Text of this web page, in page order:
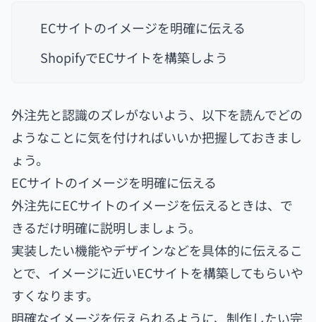
ECサイトのイメージを明確に伝える
ShopifyでECサイトを構築しよう
外注先と認識のズレがないよう、以下を読んでどの
ようなことに気を付ければいいか把握しておきまし
ょう。
ECサイトのイメージを明確に伝える
外注先にECサイトのイメージを伝えるときは、で
きるだけ明確に説明しましょう。
実装したい機能やデザインなどを具体的に伝えるこ
とで、イメージに近いECサイトを構築してもらいや
すくなります。
明確なイメージを伝えられるように、制作したい完